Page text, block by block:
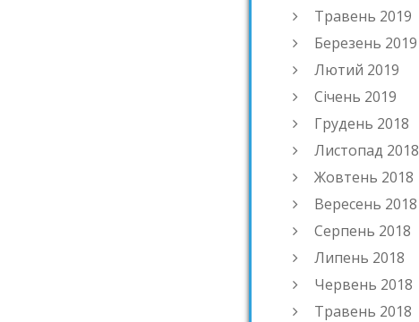
Травень 2019
Березень 2019
Лютий 2019
Січень 2019
Грудень 2018
Листопад 2018
Жовтень 2018
Вересень 2018
Серпень 2018
Липень 2018
Червень 2018
Травень 2018